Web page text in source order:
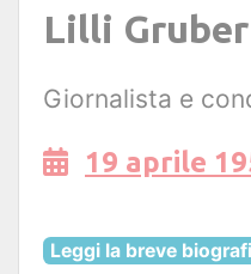
Lilli Gruber
Giornalista e
19 aprile
Leggi la breve